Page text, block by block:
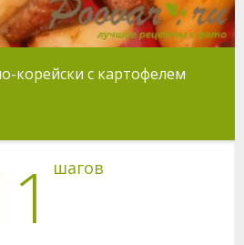
корейски с картофелем
шагов